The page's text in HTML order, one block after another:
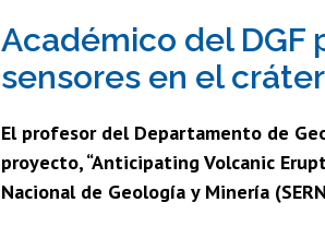
Académico del
sensores en el
El profesor del Departamento de
proyecto, “Anticipating Volcanic
Nacional de Geología y Minería